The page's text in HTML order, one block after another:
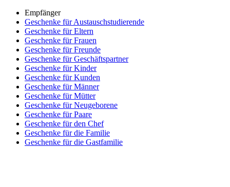
Empfänger
Geschenke für Austauschstudierende
Geschenke für Eltern
Geschenke für Frauen
Geschenke für Freunde
Geschenke für Geschäftspartner
Geschenke für Kinder
Geschenke für Kunden
Geschenke für Männer
Geschenke für Mütter
Geschenke für Neugeborene
Geschenke für Paare
Geschenke für den Chef
Geschenke für die Familie
Geschenke für die Gastfamilie